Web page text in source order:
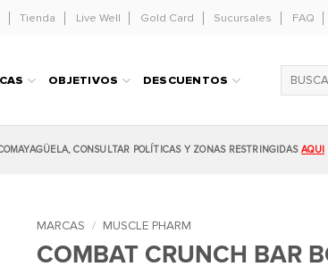
Tienda Live Well Gold Card Sucursales FAQ
OBJETIVOS DESCUENTOS
Buscar
CONSULTAR POLÍTICAS Y ZONAS RESTRINGIDAS AQUI
MARCAS / MUSCLE PHARM
COMBAT CRUNCH BAR